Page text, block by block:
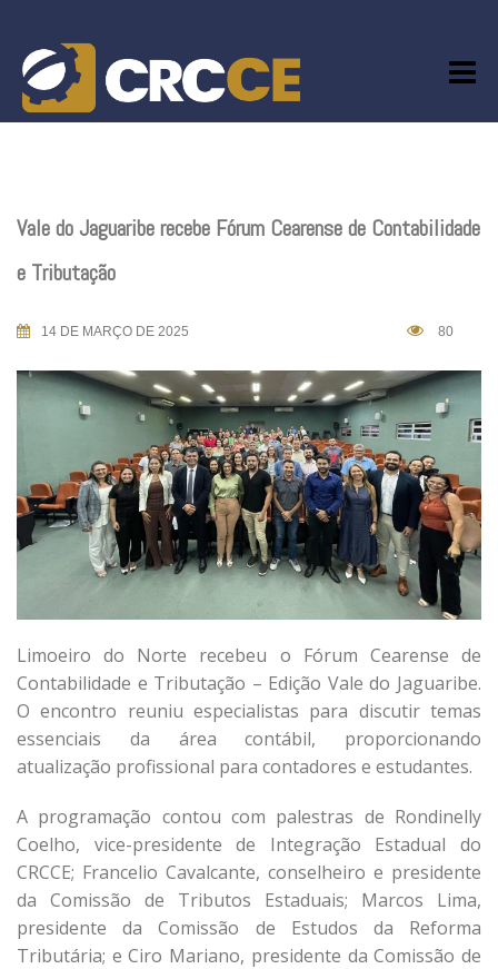
content
Vale do Jaguaribe recebe Fórum Cearense de Contabilidade
e Tributação
14 DE MARÇO DE 2025 80
Limoeiro do Norte recebeu o Fórum Cearense de
Contabilidade e Tributação – Edição Vale do Jaguaribe.
O encontro reuniu especialistas para discutir temas
essenciais da área contábil, proporcionando
atualização profissional para contadores e estudantes.
A programação contou com palestras de Rondinelly
Coelho, vice-presidente de Integração Estadual do
CRCCE; Francelio Cavalcante, conselheiro e presidente
da Comissão de Tributos Estaduais; Marcos Lima,
presidente da Comissão de Estudos da Reforma
Tributária; e Ciro Mariano, presidente da Comissão de